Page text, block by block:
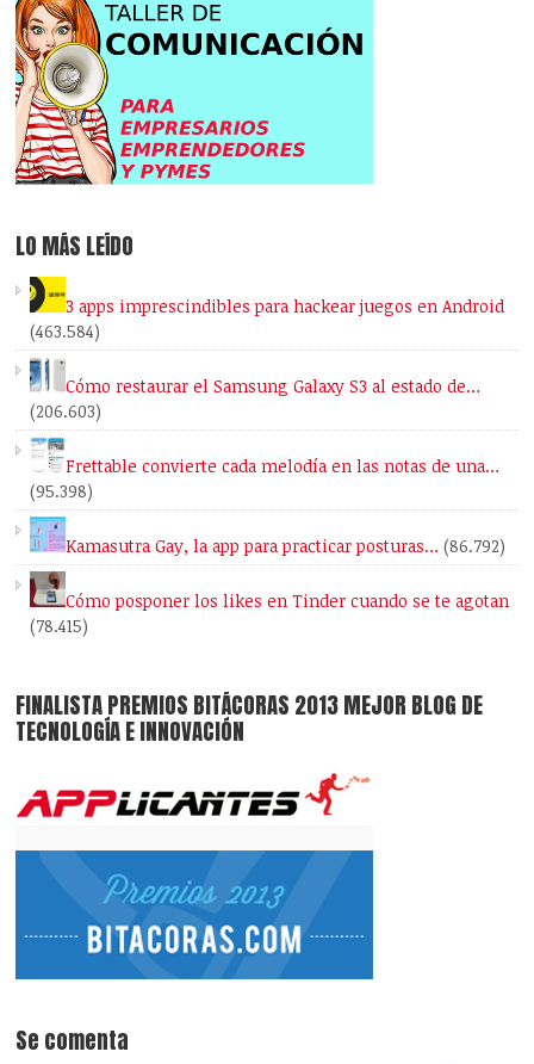
LO MÁS LEÍDO
3 apps imprescindibles para hackear juegos en Android
(463.584)
Cómo restaurar el Samsung Galaxy S3 al estado de…
(206.603)
Frettable convierte cada melodía en las notas de una…
(95.398)
Kamasutra Gay, la app para practicar posturas… (86.792)
Cómo posponer los likes en Tinder cuando se te agotan
(78.415)
FINALISTA PREMIOS BITÁCORAS 2013 MEJOR BLOG DE
TECNOLOGÍA E INNOVACIÓN
Se comenta